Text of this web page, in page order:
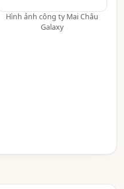
Hình ảnh công ty Mai Châu
Galaxy